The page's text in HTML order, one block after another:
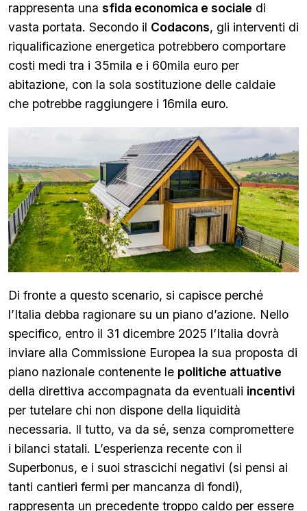
rappresenta una sfida economica e sociale di
vasta portata. Secondo il Codacons, gli interventi di
riqualificazione energetica potrebbero comportare
costi medi tra i 35mila e i 60mila euro per
abitazione, con la sola sostituzione delle caldaie
che potrebbe raggiungere i 16mila euro.
Di fronte a questo scenario, si capisce perché
l’Italia debba ragionare su un piano d’azione. Nello
specifico, entro il 31 dicembre 2025 l’Italia dovrà
inviare alla Commissione Europea la sua proposta di
piano nazionale contenente le politiche attuative
della direttiva accompagnata da eventuali incentivi
per tutelare chi non dispone della liquidità
necessaria. Il tutto, va da sé, senza compromettere
i bilanci statali. L’esperienza recente con il
Superbonus, e i suoi strascichi negativi (si pensi ai
tanti cantieri fermi per mancanza di fondi),
rappresenta un precedente troppo caldo per essere